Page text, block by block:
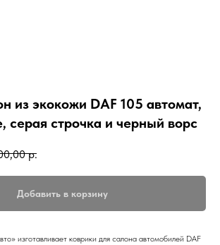
из экокожи DAF 105 автомат,
серая строчка и черный ворс
р.
Добавить в корзину
изготавливает коврики для салона автомобилей DAF